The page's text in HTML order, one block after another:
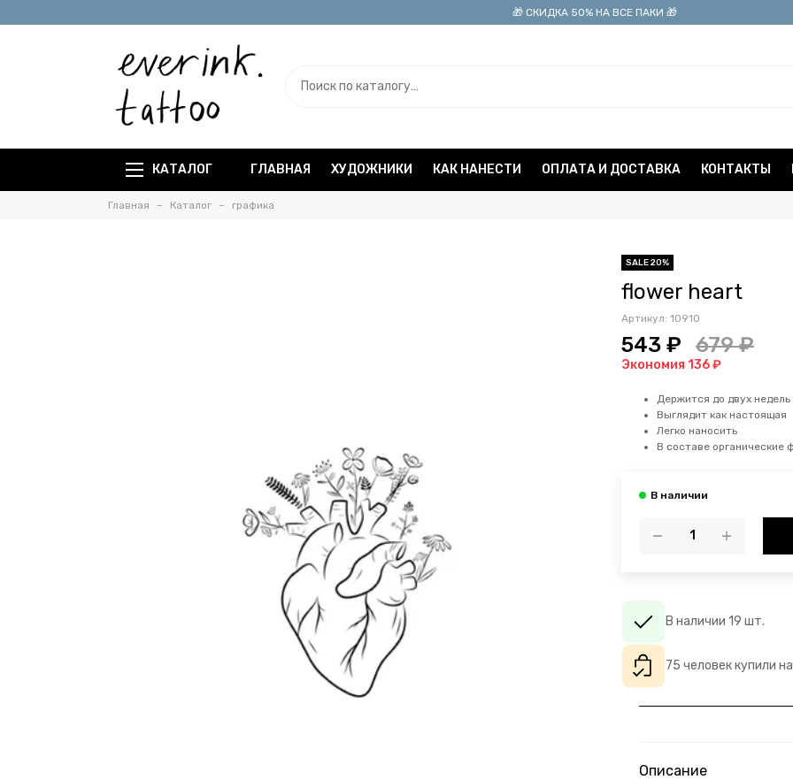
🎁 СКИДКА 50% НА ВСЕ ПАКИ 🎁
КАТАЛОГ ГЛАВНАЯ ХУДОЖНИКИ КАК НАНЕСТИ ОПЛАТА И ДОСТАВКА КОНТАКТЫ
Главная Каталог графика
SALE 20%
flower heart
Артикул: 10910
543 ₽ 679 ₽
Экономия 136 ₽
Держится до двух недель
Выглядит как настоящая
Легко наносить
В составе органические
В наличии 19 шт.
75 человек купили
Описание